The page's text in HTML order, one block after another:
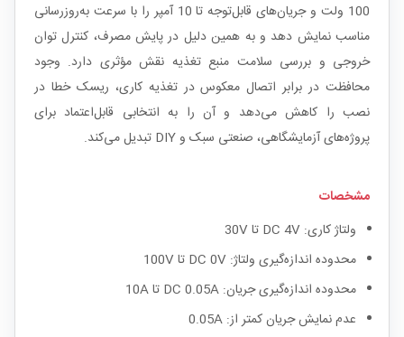
100 ولت و جریان‌های قابل‌توجه تا 10 آمپر را با سرعت به‌روزرسانی
مناسب نمایش دهد و به همین دلیل در پایش مصرف، کنترل توان
خروجی و بررسی سلامت منبع تغذیه نقش مؤثری دارد. وجود
محافظت در برابر اتصال معکوس در تغذیه کاری، ریسک خطا در
نصب را کاهش می‌دهد و آن را به انتخابی قابل‌اعتماد برای
پروژه‌های آزمایشگاهی، صنعتی سبک و DIY تبدیل می‌کند.
مشخصات
ولتاژ کاری: DC 4V تا 30V
محدوده اندازه‌گیری ولتاژ: DC 0V تا 100V
محدوده اندازه‌گیری جریان: DC 0.05A تا 10A
عدم نمایش جریان کمتر از: 0.05A